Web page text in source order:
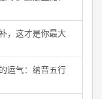
，这才是你最大
运气：纳音五行